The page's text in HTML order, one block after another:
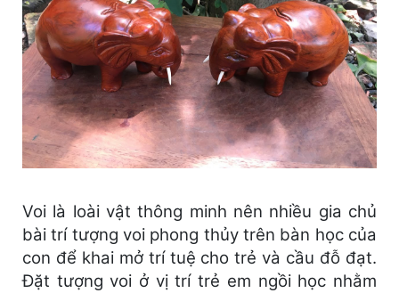
Voi là loài vật thông minh nên nhiều gia chủ
bài trí tượng voi phong thủy trên bàn học của
con để khai mở trí tuệ cho trẻ và cầu đỗ đạt.
Đặt tượng voi ở vị trí trẻ em ngồi học nhằm